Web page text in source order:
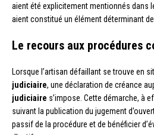
aient été explicitement mentionnés dans
aient constitué un élément déterminant de
Le recours aux procédures
Lorsque l’artisan défaillant se trouve en
judiciaire, une déclaration de créance
judiciaire s’impose. Cette démarche, à
suivant la publication du jugement
passif de la procédure et de bénéficier